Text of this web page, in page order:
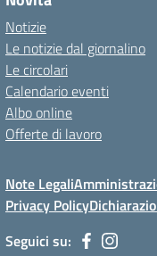
Notizie
Le notizie dal giornalino
Le circolari
Calendario eventi
Albo online
Offerte di lavoro
Note Legali
Privacy Policy
Seguici su: